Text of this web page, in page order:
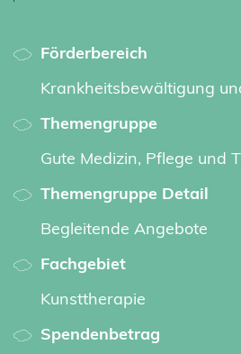
Förderbereich
Krankheitsbewältigung
Themengruppe
Gute Medizin, Pflege und
Themengruppe Detail
Begleitende Angebote
Fachgebiet
Kunsttherapie
Spendenbetrag